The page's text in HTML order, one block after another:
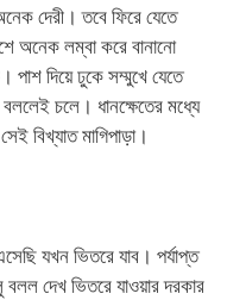
দেরী। তবে ফিরে যেতে
অনেক লম্বা করে বানানো
পাশ দিয়ে ঢুকে সম্মুখে যেতে
চলে। ধানক্ষেতের মধ্যে
বিখ্যাত মাগিপাড়া।
যখন ভিতরে যাব। পর্যাপ্ত
দেখ ভিতরে যাওয়ার দরকার